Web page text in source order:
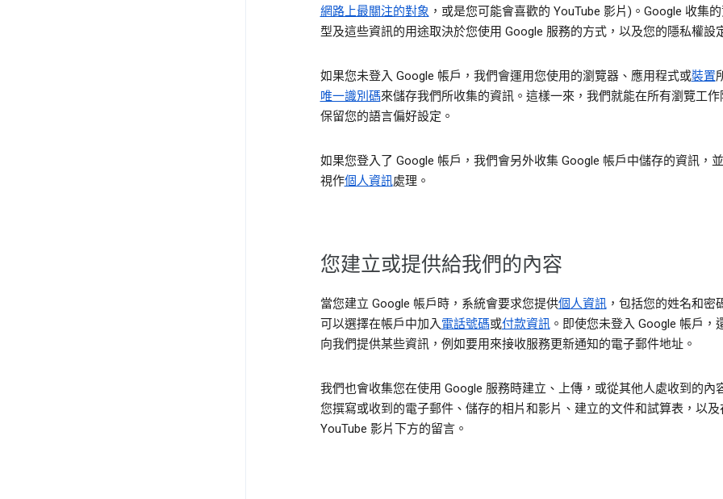
網路上最關注的對象 ，或是您可能會喜歡的 YouTube 影片)。Google 收集
型及這些資訊的用途取決於您使用 Google 服務的方式，以及您的隱私權設
如果您未登入 Google 帳戶，我們會運用您使用的瀏覽器、應用程式或裝置
唯一識別碼來儲存我們所收集的資訊。這樣一來，我們就能在所有瀏覽工作
保留您的語言偏好設定。
如果您登入了 Google 帳戶，我們會另外收集 Google 帳戶中儲存的資訊，
視作個人資訊處理。
您建立或提供給我們的內容
當您建立 Google 帳戶時，系統會要求您提供個人資訊，包括您的姓名和密
可以選擇在帳戶中加入電話號碼或付款資訊。即使您未登入 Google 帳戶，
向我們提供某些資訊，例如要用來接收服務更新通知的電子郵件地址。
我們也會收集您在使用 Google 服務時建立、上傳，或從其他人處收到的內
您撰寫或收到的電子郵件、儲存的相片和影片、建立的文件和試算表，以及
YouTube 影片下方的留言。